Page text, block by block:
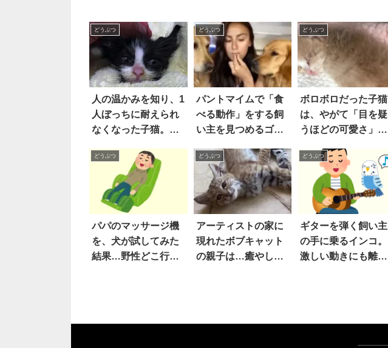
どうぶつ
人の温かみを知り、1
人ぼっちに耐えられ
なくなった子猫。同
された子猫に出会う
と…2匹は親友になっ
た！！
どうぶつ
パントマイムで「食
べる動作」をする飼
い主を見つめるゴー
ち。どこまでも優し
い彼らが示した『反
応』とは…？！
どうぶつ
ボロボロだった子猫
は、やがて「目を疑
うほどの可愛さ」を
どうぶつ
パパのマッサージ機
を、犬が試してみた
結果…野性どこ行っ
どうぶつ
アーティストの家に
現れたボブキャット
の親子は…癒やしと
どうぶつ
ギターを弾く飼い主
の手に乗るインコ。
激しい動きにも離れ